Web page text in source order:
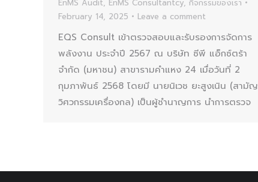
EnMS Audit, EnMS Consultantcy, กิจกรรมของเรา
February 14, 2025
Leave a comment
EQS Consult เข้าตรวจสอบและรับรองการจัดการ
พลังงาน ประจำปี 2567 ณ บริษัท ซีพี แอ็กซ์ตร้า
จำกัด (มหาชน) สาขารามคำแหง 24 เมื่อวันที่ 2
กุมภาพันธ์ 2568 โดยมี นายนิเวช ยะสูงเนิน (สามัญ
วิศวกรรมเครื่องกล) เป็นผู้ชำนาญการ นำการตรวจ